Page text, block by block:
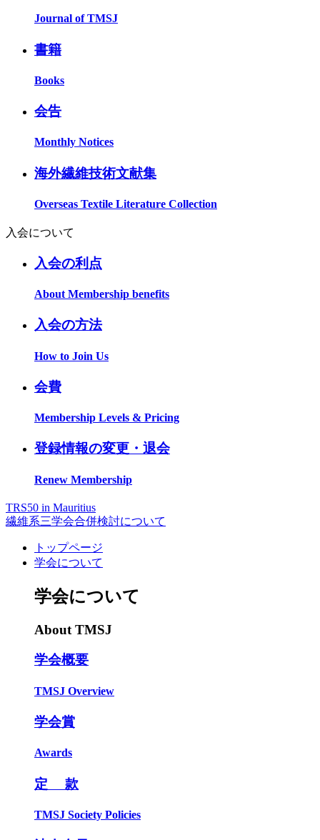
Journal of TMSJ
書籍
Books
会告
Monthly Notices
海外繊維技術文献集
Overseas Textile Literature Collection
入会について
入会の利点
About Membership benefits
入会の方法
How to Join Us
会費
Membership Levels & Pricing
登録情報の変更・退会
Renew Membership
TRS50 in Mauritius
繊維系三学会合併検討について
トップページ
学会について
学会について
About TMSJ
学会概要
TMSJ Overview
学会賞
Awards
定 款
TMSJ Society Policies